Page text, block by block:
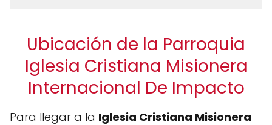
Ubicación de la Parroquia
Iglesia Cristiana Misionera
Internacional De Impacto
Para llegar a la Iglesia Cristiana Misionera